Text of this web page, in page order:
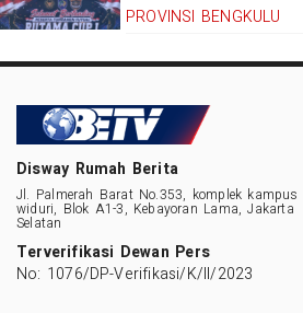
PROVINSI BENGKULU
Disway Rumah Berita
Jl. Palmerah Barat No.353, komplek kampus
widuri, Blok A1-3, Kebayoran Lama, Jakarta
Selatan
Terverifikasi Dewan Pers
No: 1076/DP-Verifikasi/K/II/2023